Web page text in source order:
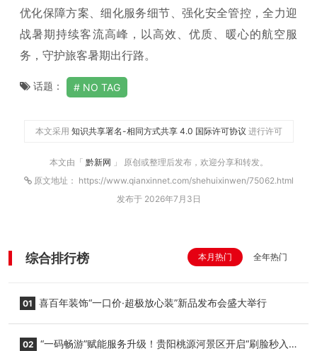
优化保障方案、细化服务细节、强化安全管控，全力迎
战暑期持续客流高峰，以高效、优质、暖心的航空服
务，守护旅客暑期出行路。
话题： NO TAG
本文采用 知识共享署名-相同方式共享 4.0 国际许可协议 进行许可
本文由「 黔新网 」 原创或整理后发布，欢迎分享和转发。
原文地址： https://www.qianxinnet.com/shehuixinwen/75062.html
发布于 2026年7月3日
综合排行榜 本月热门 全年热门
01 喜百年装饰“一口价·超极放心装”新品发布会盛大举行
02 “一码畅游”赋能服务升级！贵阳桃源河景区开启“刷脸秒入